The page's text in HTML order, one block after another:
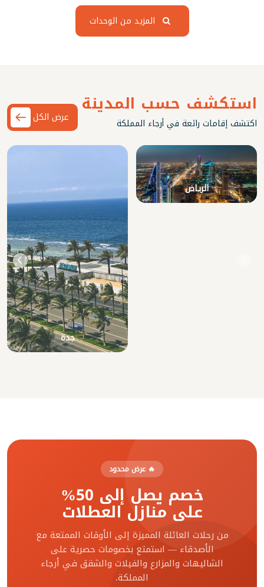
المزيد من الوحدات
استكشف حسب المدينة
اكتشف إقامات رائعة في أرجاء المملكة عرض الكل
الرياض
جدة
🔥 عرض محدود
خصم يصل إلى 50%
على منازل العطلات
من رحلات العائلة المميزة إلى الأوقات الممتعة مع
الأصدقاء — استمتع بخصومات حصرية على
الشاليهات والمزارع والفيلات والشقق في أرجاء
المملكة.